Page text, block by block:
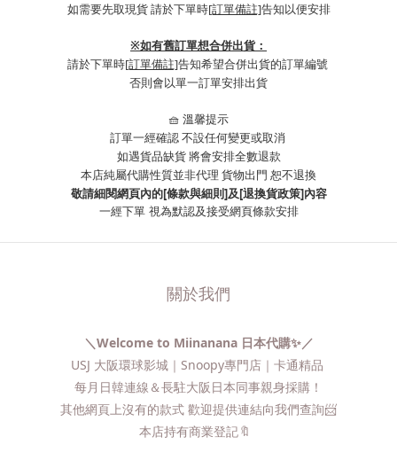
如需要先取現貨 請於下單時[訂單備註]告知以便安排
※如有舊訂單想合併出貨：
請於下單時[訂單備註]告知希望合併出貨的訂單編號
否則會以單一訂單安排出貨
🧺 溫馨提示
訂單一經確認 不設任何變更或取消
如遇貨品缺貨 將會安排全數退款
本店純屬代購性質並非代理 貨物出門 恕不退換
敬請細閱網頁內的[條款與細則]及[退換貨政策]內容
一經下單 視為默認及接受網頁條款安排
關於我們
＼Welcome to Miinanana 日本代購✨／
USJ 大阪環球影城｜Snoopy專門店｜卡通精品
每月日韓連線＆長駐大阪日本同事親身採購！
其他網頁上沒有的款式 歡迎提供連結向我們查詢📨​
本店持有商業登記🔖